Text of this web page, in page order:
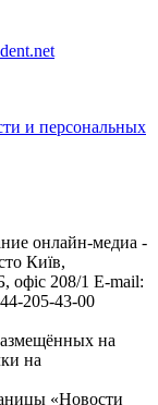
и персональных
онлайн-медиа -
Київ,
208/1 E-mail:
205-43-00
на
на
«Новости